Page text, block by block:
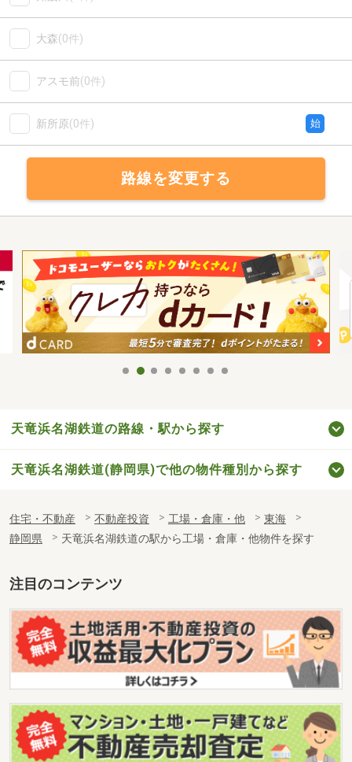
大森(0件)
アスモ前(0件)
新所原(0件) 始
路線を変更する
天竜浜名湖鉄道の路線・駅から探す
天竜浜名湖鉄道(静岡県)で他の物件種別から探す
住宅・不動産 不動産投資 工場・倉庫・他
東海
静岡県
天竜浜名湖鉄道の駅から工場・倉庫・他物件を探す
注目のコンテンツ